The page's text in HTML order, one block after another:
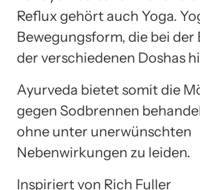
Reflux gehört auch Yoga.
Bewegungsform, die bei der
der verschiedenen Doshas
Ayurveda bietet somit die
gegen Sodbrennen
ohne unter unerwünschten
Nebenwirkungen zu leiden.
Inspiriert von Rich Fuller